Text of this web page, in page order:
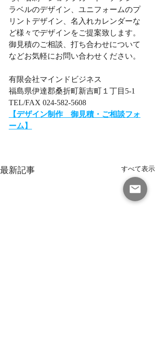
ラベルのデザイン、ユニフォームのプ
リントデザイン、名入れカレンダーな
ど様々でデザインをご提案致します。
​​御見積のご相談、打ち合わせについて
などお気軽にお問い合わせください。
有限会社マインドビジネス
福島県伊達郡桑折町新吉町１丁目5-1
TEL/FAX 024-582-5608
【デザイン制作　御見積・ご相談フォ
ーム】​
最新記事 すべて表示